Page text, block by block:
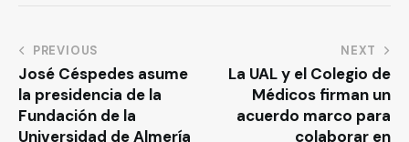
PREVIOUS
José Céspedes asume
la presidencia de la
Fundación de la
Universidad de Almería
NEXT
La UAL y el Colegio de
Médicos firman un
acuerdo marco para
colaborar en